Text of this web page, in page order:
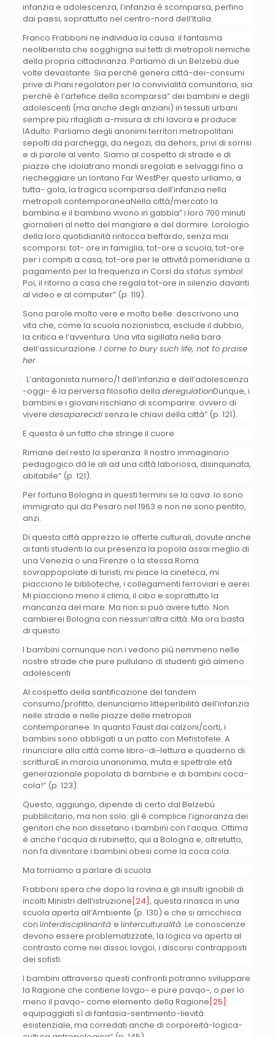
infanzia e adolescenza, l’infanzia è scomparsa, perfino
dai paesi, soprattutto nel centro-nord dell’Italia.
Franco Frabboni ne individua la causa: il fantasma
neoliberista che sogghigna sui tetti di metropoli nemiche
della propria cittadinanza. Parliamo di un Belzebù due
volte devastante. Sia perché genera città-dei-consumi
prive di Piani regolatori per la convivialità comunitaria, sia
perché è l’artefice della scomparsa” dei bambini e degli
adolescenti (ma anche degli anziani) in tessuti urbani
sempre più ritagliati a-misura di chi lavora e produce:
lAdulto. Parliamo degli anonimi territori metropolitani
sepolti da parcheggi, da negozi, da dehors, privi di sorrisi
e di parole al vento. Siamo al cospetto di strade e di
piazze che idolatrano mondi sregolati e selvaggi fino a
riecheggiare un lontano Far WestPer questo urliamo, a
tutta- gola, la tragica scomparsa dell’infanzia nella
metropoli contemporaneaNella città/mercato la
bambina e il bambino vivono in gabbia” i loro 700 minuti
giornalieri al netto del mangiare e del dormire. Lorologio
della loro quotidianità rintocca beffardo, senza mai
scomporsi: tot- ore in famiglia, tot-ore a scuola, tot-ore
per i compiti a casa, tot-ore per le attività pomeridiane a
pagamento per la frequenza in Corsi da status symbol.
Poi, il ritorno a casa che regala tot-ore in silenzio davanti
al video e al computer” (p. 119).
Sono parole molto vere e molto belle: descrivono una
vita che, come la scuola nozionistica, esclude il dubbio,
la critica e l’avventura. Una vita sigillata nella bara
dell’assicurazione. I come to bury such life, not to praise
her.
L’antagonista numero/1 dell’infanzia e dell’adolescenza
-oggi- è la perversa filosofia della deregulationDunque, i
bambini e i giovani rischiano di scomparire: ovvero di
vivere desaparecidisenza le chiavi della città” (p. 121).
E questa è un fatto che stringe il cuore
Rimane del resto la speranza: Il nostro immaginario
pedagogico dà le ali ad una città laboriosa, disinquinata,
abitabile” (p. 121).
Per fortuna Bologna in questi termini se la cava. Io sono
immigrato qui da Pesaro nel 1963 e non ne sono pentito,
anzi.
Di questa città apprezzo le offerte culturali, dovute anche
ai tanti studenti la cui presenza la popola assai meglio di
una Venezia o una Firenze o la stessa Roma
sovrappopolate di turisti, mi piace la cineteca, mi
piacciono le biblioteche, i collegamenti ferroviari e aerei.
Mi piacciono meno il clima, il cibo e soprattutto la
mancanza del mare. Ma non si può avere tutto. Non
cambierei Bologna con nessun’altra città. Ma ora basta
di questo.
I bambini comunque non i vedono più nemmeno nelle
nostre strade che pure pullulano di studenti già almeno
adolescenti
Al cospetto della santificazione del tandem
consumo/profitto, denunciamo litteperibilità dell’infanzia
nelle strade e nelle piazze delle metropoli
contemporanee. In quanto Faust dai calzoni/corti, i
bambini sono obbligati a un patto con Mefistofele. A
rinunciare alla città come libro-di-lettura e quaderno di
scritturaE in marcia unanonima, muta e spettrale età
generazionale popolata di bambine e di bambini coca-
cola!” (p. 123)
Questo, aggiungo, dipende di certo dal Belzebù
pubblicitario, ma non solo: gli è complice l’ignoranza dei
genitori che non dissetano i bambini con l’acqua. Ottima
è anche l’acqua di rubinetto, qui a Bologna e, oltretutto,
non fa diventare i bambini obesi come la coca cola.
Ma torniamo a parlare di scuola.
Frabboni spera che dopo la rovina e gli insulti ignobili di
incolti Ministri dell’istruzione [24], questa rinasca in una
scuola aperta all’Ambiente (p. 130) e che si arricchisca
con linterdisciplinarità e linterculturalità. Le conoscenze
devono essere problematizzate, la logica va aperta al
contrasto come nei dissoi; lovgoi, i discorsi contrapposti
dei sofisti.
I bambini attraverso questi confronti potranno sviluppare
la Ragione che contiene lovgo~ e pure pavqo~, o per lo
meno il pavqo~ come elemento della Ragione [25] :
equipaggiati sì di fantasia-sentimento-lievità
esistenziale, ma corredati anche di corporeità-logica-